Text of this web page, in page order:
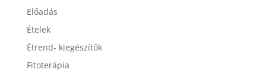
Előadás
Ételek
Étrend- kiegészítők
Fitoterápia